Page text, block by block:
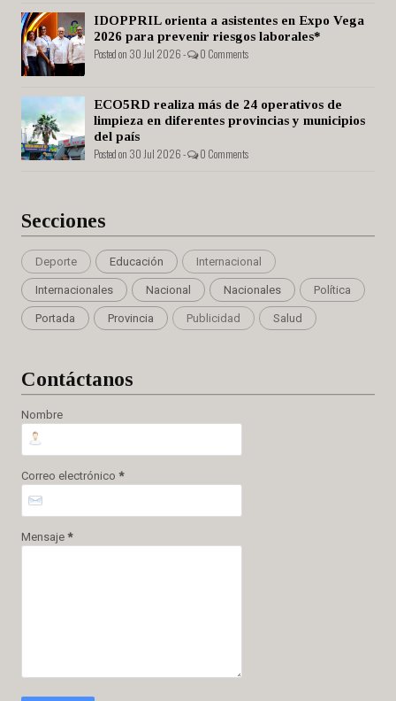
IDOPPRIL orienta a asistentes en Expo Vega
2026 para prevenir riesgos laborales*
Posted on 30 Jul 2026 - 0 Comments
ECO5RD realiza más de 24 operativos de
limpieza en diferentes provincias y municipios
del país
Posted on 30 Jul 2026 - 0 Comments
Secciones
Deporte Educación Internacional
Internacionales Nacional Nacionales Política
Portada Provincia Publicidad Salud
Contáctanos
Nombre
Correo electrónico *
Mensaje *